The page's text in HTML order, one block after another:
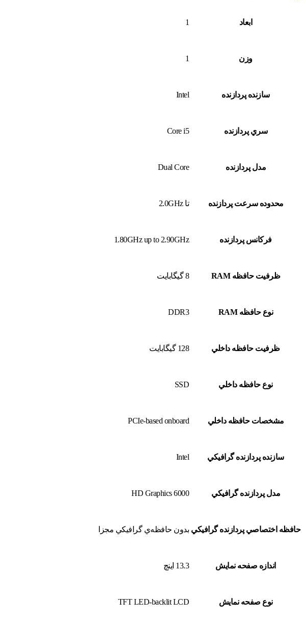
ابعاد 1
وزن 1
سازنده پردازنده Intel
سري پردازنده Core i5
مدل پردازنده Dual Core
محدوده سرعت پردازنده تا 2.0GHz
فرکانس پردازنده 1.80GHz up to 2.90GHz
ظرفيت حافظه RAM 8 گيگابايت
نوع حافظه RAM DDR3
ظرفيت حافظه داخلي 128 گيگابايت
نوع حافظه داخلي SSD
مشخصات حافظه داخلي PCIe-based onboard
سازنده پردازنده گرافيکي Intel
مدل پردازنده گرافيکي HD Graphics 6000
حافظه اختصاصي پردازنده گرافيکي بدون حافظه‌ي گرافيکي مجزا
اندازه صفحه نمايش 13.3 اينچ
نوع صفحه نمايش TFT LED-backlit LCD